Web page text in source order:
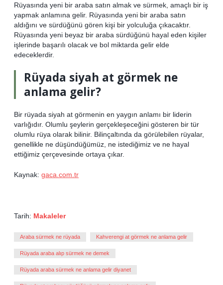
Rüyasında yeni bir araba satın almak ve sürmek, amaçlı bir iş
yapmak anlamına gelir. Rüyasında yeni bir araba satın
aldığını ve sürdüğünü gören kişi bir yolculuğa çıkacaktır.
Rüyasında yeni beyaz bir araba sürdüğünü hayal eden kişiler
işlerinde başarılı olacak ve bol miktarda gelir elde
edeceklerdir.
Rüyada siyah at görmek ne
anlama gelir?
Bir rüyada siyah at görmenin en yaygın anlamı bir liderin
varlığıdır. Olumlu şeylerin gerçekleşeceğini gösteren bir tür
olumlu rüya olarak bilinir. Bilinçaltında da görülebilen rüyalar,
genellikle ne düşündüğümüz, ne istediğimiz ve ne hayal
ettiğimiz çerçevesinde ortaya çıkar.
Kaynak: gaca.com.tr
Tarih: Makaleler
Araba sürmek ne rüyada Kahverengi at görmek ne anlama gelir
Rüyada araba alıp sürmek ne demek
Rüyada araba sürmek ne anlama gelir diyanet